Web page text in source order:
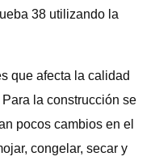
38 utilizando la
que afecta la calidad
la construcción se
pocos cambios en el
congelar, secar y